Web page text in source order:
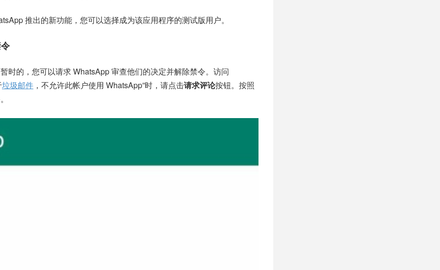
推出的新功能，您可以选择成为该应用程序的测试版用户。
时的，您可以请求 WhatsApp 审查他们的决定并解除禁令。访问
垃圾邮件 ，不允许此帐户使用 WhatsApp”时，请点击请求评论按钮。按照